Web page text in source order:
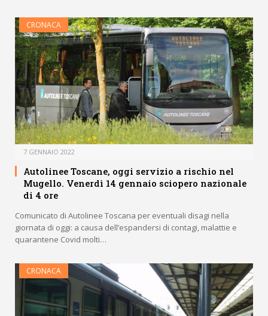
CRONACA
7 GENNAIO 2022
Autolinee Toscane, oggi servizio a rischio nel
Mugello. Venerdì 14 gennaio sciopero nazionale
di 4 ore
Comunicato di Autolinee Toscana per eventuali disagi nella
giornata di oggi: a causa dell’espandersi di contagi, malattie e
quarantene Covid molti…
CRONACA